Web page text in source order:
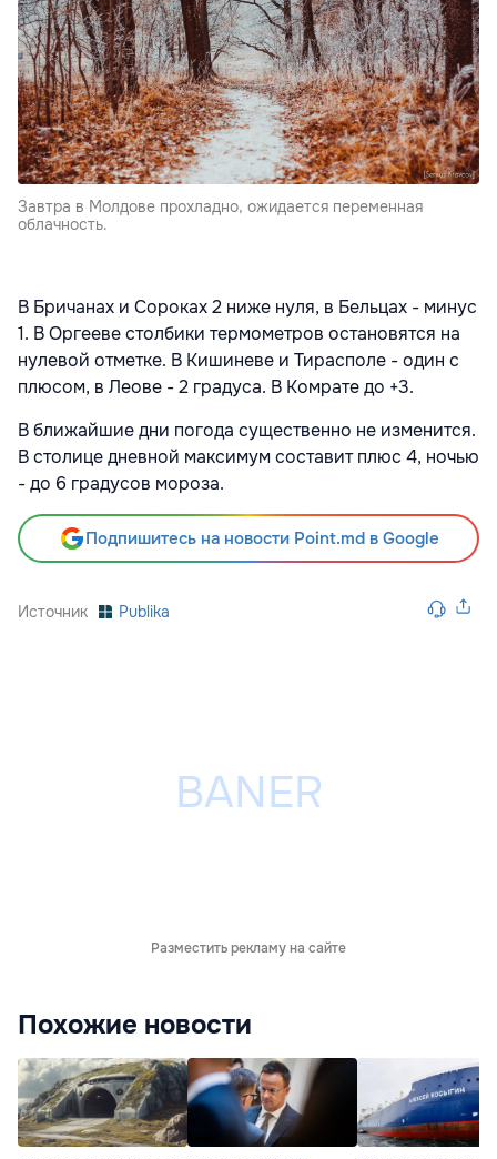
Завтра в Молдове прохладно, ожидается переменная
облачность.
В Бричанах и Сороках 2 ниже нуля, в Бельцах - минус
1. В Оргееве столбики термометров остановятся на
нулевой отметке. В Кишиневе и Тирасполе - один с
плюсом, в Леове - 2 градуса. В Комрате до +3.
В ближайшие дни погода существенно не изменится.
В столице дневной максимум составит плюс 4, ночью
- до 6 градусов мороза.
Подпишитесь на новости Point.md в Google
Источник Publika
Разместить рекламу на сайте
Похожие новости